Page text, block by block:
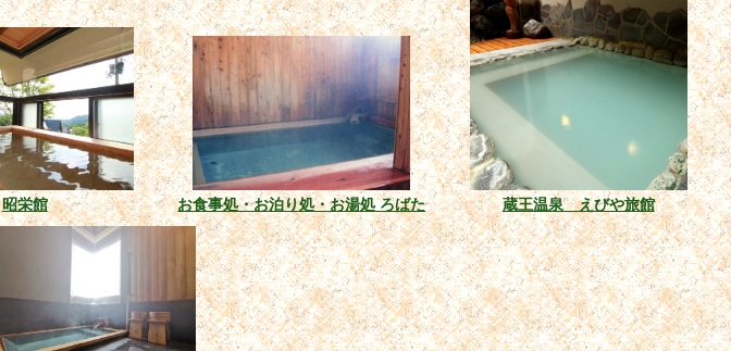
昭栄館 お食事処・お泊り処・お湯処 ろばた 蔵王温泉 えびや旅館